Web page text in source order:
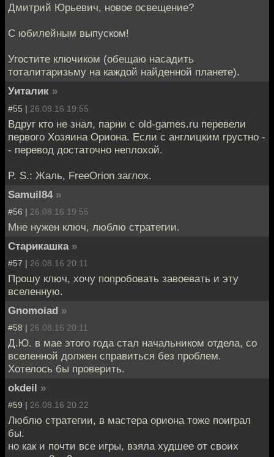
Дмитрий Юрьевич, новое освещение?
С юбилейным выпуском!
Угостите ключиком (обещаю насадить
тоталитаризьму на каждой найденной планете).
Уиталик »
#55 | 26.08.16 19:55
Вдруг кто не знал, парни с old-games.ru перевели
первого Хозяина Ориона. Если с англицким грустно -
- перевод достаточно неплохой.
P. S.: Жаль, FreeOrion заглох.
Samuil84 »
#56 | 26.08.16 19:55
Мне нужен ключ, люблю стратегии.
Старикашка »
#57 | 26.08.16 20:11
Прошу ключ, хочу попробовать завоевать и эту
вселенную.
Gnomoiad »
#58 | 26.08.16 20:11
Д.Ю. в мае этого года стал начальником отдела, со
вселенной должен справиться без проблем.
Хотелось бы проверить.
okdeil »
#59 | 26.08.16 20:22
Люблю стратегии, в мастера ориона тоже поиграл
бы.
но как и почти все игры, взяла худшее от своих